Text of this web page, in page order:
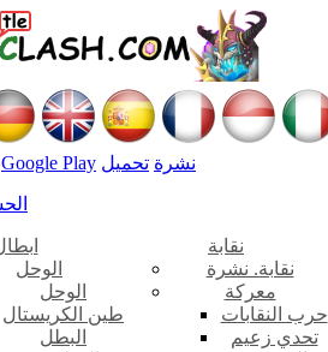
Google Play نشرة تحميل
الوحل
الوحل
طين الكريستال
البطل
نقابة
نقابة. نشرة
معركة
حرب النقابات
تحدي زعيم